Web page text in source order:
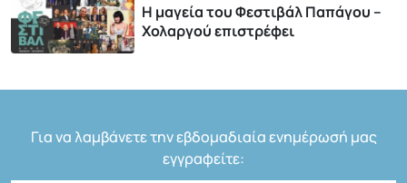
Η μαγεία του Φεστιβάλ Παπάγου –
Χολαργού επιστρέφει
Για να λαμβάνετε την εβδομαδιαία ενημέρωσή μας
εγγραφείτε: